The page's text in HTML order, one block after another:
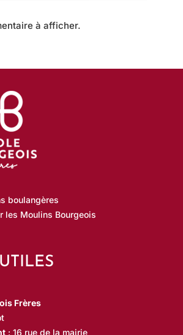
à afficher.
boulangères
les Moulins Bourgeois
Frères
: 16 rue de la mairie